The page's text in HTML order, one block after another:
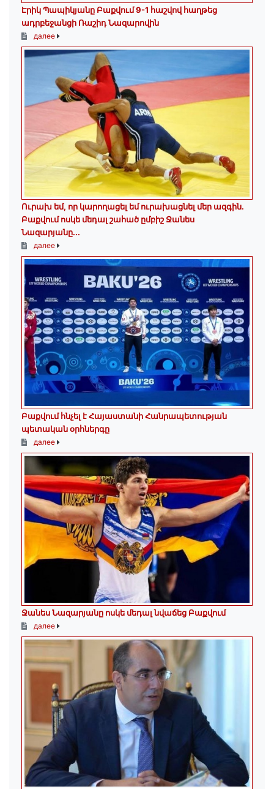
Էրիկ Պապիկյանը Բաքվում 9-1 հաշվով հաղթեց
ադրբեջանցի Ռաշիդ Նազարովին
далее
Ուրախ եմ, որ կարողացել եմ ուրախացնել մեր ազգին.
Բաքվում ոսկե մեդալ շահած ըմբիշ Ջանես
Նազարյանը...
далее
Բաքվում հնչել է Հայաստանի Հանրապետության
պետական օրհներգը
далее
Ջանես Նազարյանը ոսկե մեդալ նվաճեց Բաքվում
далее